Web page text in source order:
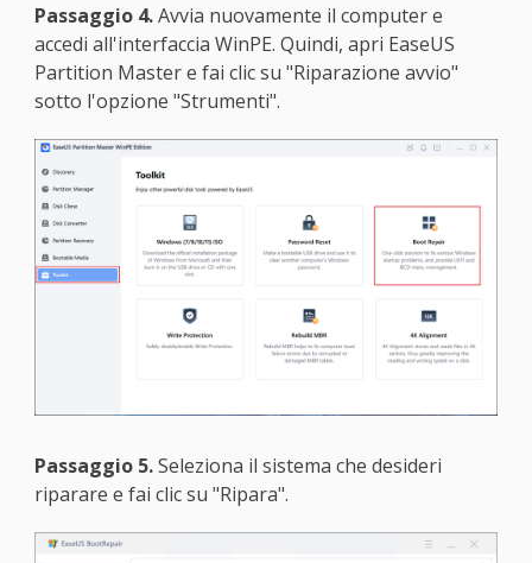
Passaggio 4.Avvia nuovamente il computer e
accedi all'interfaccia WinPE. Quindi, apri EaseUS
Partition Master e fai clic su "Riparazione avvio"
sotto l'opzione "Strumenti".
Passaggio 5.Seleziona il sistema che desideri
riparare e fai clic su "Ripara".